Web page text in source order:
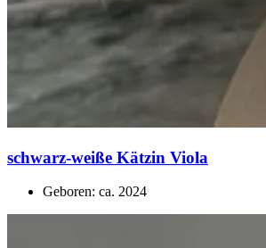
schwarz-weiße Kätzin Viola
Geboren: ca. 2024